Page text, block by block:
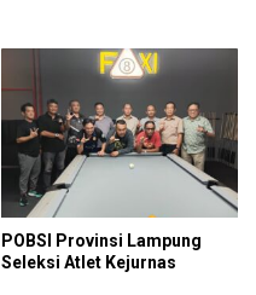
POBSI Provinsi Lampung
Seleksi Atlet Kejurnas